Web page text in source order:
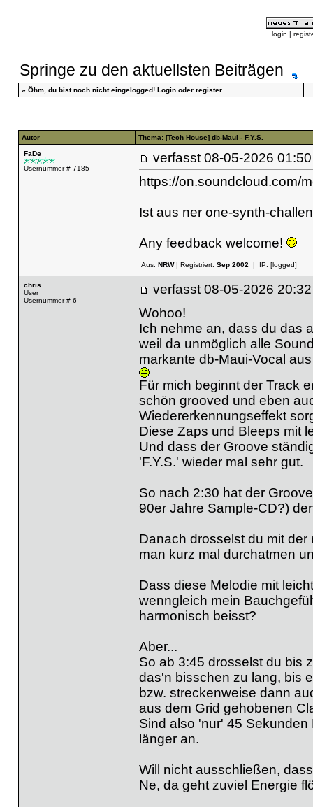
login |
Springe zu den aktuellsten Beiträgen
» Öhm, du bist noch nicht eingelogged! Loginoder register
Autor Thema: [Tech House] db-Maui - F.Y.S.
FaDe
Usernummer # 7185
verfasst 08-05-2026
https://on.soundcloud.com/
Ist aus ner one-synth-
Any feedback welcome!
Aus: NRW| Registriert: Sep 2002| IP: [logged]
chris
User
Usernummer # 6
verfasst 08-05-2026
Wohoo!
Ich nehme an, dass du das
weil da unmöglich alle
markante db-Maui-Vocal
Für mich beginnt der Track
schön grooved und eben
Wiedererkennungseffekt
Diese Zaps und Bleeps mit
Und dass der Groove
'F.Y.S.' wieder mal sehr gut.
So nach 2:30 hat der
90er Jahre Sample-CD?)
Danach drosselst du mit
man kurz mal durchatmen
Dass diese Melodie mit
wenngleich mein
harmonisch beisst?
Aber...
So ab 3:45 drosselst du bis
das'n bisschen zu lang, bis
bzw. streckenweise dann
aus dem Grid gehobenen
Sind also 'nur' 45
länger an.
Will nicht ausschließen,
Ne, da geht zuviel Energie